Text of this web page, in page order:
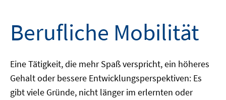
Berufliche Mobilität
Eine Tätigkeit, die mehr Spaß verspricht, ein höheres
Gehalt oder bessere Entwicklungsperspektiven: Es
gibt viele Gründe, nicht länger im erlernten oder